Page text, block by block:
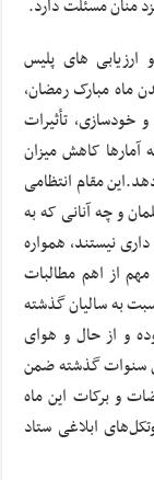
منان مسئلت دارد.
ارزیابی های پلیس
ماه مبارک رمضان،
خودسازی، تأثیرات
کاهش میزان
مقام انتظامی
و چه آنانی که به
نیستند، همواره
از اهم مطالبات
به سالیان گذشته
و از حال و هوای
سنوات گذشته ضمن
و برکات این ماه
ابلاغی ستاد